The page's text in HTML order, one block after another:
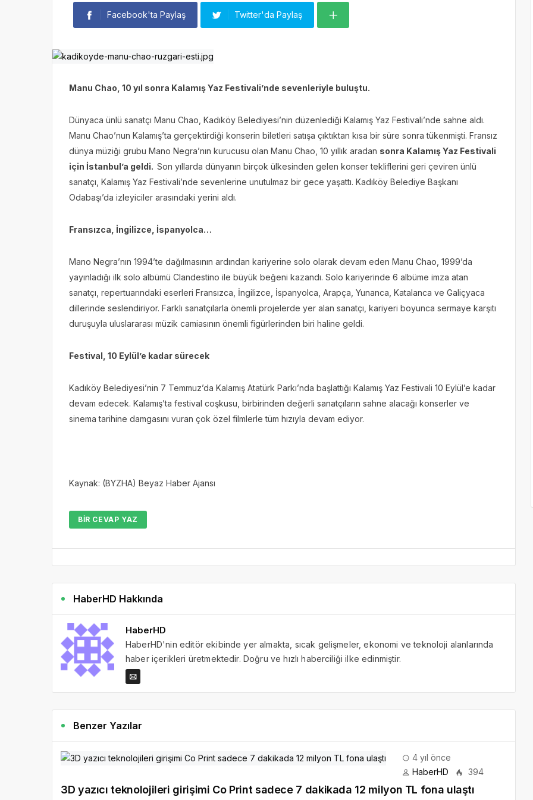
Facebook'ta Paylaş Twitter'da Paylaş
Manu Chao, 10 yıl sonra Kalamış Yaz Festivali’nde sevenleriyle buluştu.
Dünyaca ünlü sanatçı Manu Chao, Kadıköy Belediyesi’nin düzenlediği Kalamış Yaz Festivali’nde sahne aldı.
Manu Chao’nun Kalamış’ta gerçektirdiği konserin biletleri satışa çıktıktan kısa bir süre sonra tükenmişti. Fransız
dünya müziği grubu Mano Negra’nın kurucusu olan Manu Chao, 10 yıllık aradan sonra Kalamış Yaz Festivali
için İstanbul’a geldi. Son yıllarda dünyanın birçok ülkesinden gelen konser tekliflerini geri çeviren ünlü
sanatçı, Kalamış Yaz Festivali’nde sevenlerine unutulmaz bir gece yaşattı. Kadıköy Belediye Başkanı
Odabaşı’da izleyiciler arasındaki yerini aldı.
Fransızca, İngilizce, İspanyolca…
Mano Negra’nın 1994’te dağılmasının ardından kariyerine solo olarak devam eden Manu Chao, 1999’da
yayınladığı ilk solo albümü Clandestino ile büyük beğeni kazandı. Solo kariyerinde 6 albüme imza atan
sanatçı, repertuarındaki eserleri Fransızca, İngilizce, İspanyolca, Arapça, Yunanca, Katalanca ve Galiçyaca
dillerinde seslendiriyor. Farklı sanatçılarla önemli projelerde yer alan sanatçı, kariyeri boyunca sermaye karşıtı
duruşuyla uluslararası müzik camiasının önemli figürlerinden biri haline geldi.
Festival, 10 Eylül’e kadar sürecek
Kadıköy Belediyesi’nin 7 Temmuz’da Kalamış Atatürk Parkı’nda başlattığı Kalamış Yaz Festivali 10 Eylül’e kadar
devam edecek. Kalamış’ta festival coşkusu, birbirinden değerli sanatçıların sahne alacağı konserler ve
sinema tarihine damgasını vuran çok özel filmlerle tüm hızıyla devam ediyor.
Kaynak: (BYZHA) Beyaz Haber Ajansı
BIR CEVAP YAZ
HaberHD Hakkında
HaberHD
HaberHD'nin editör ekibinde yer almakta, sıcak gelişmeler, ekonomi ve teknoloji alanlarında
haber içerikleri üretmektedir. Doğru ve hızlı haberciliği ilke edinmiştir.
Benzer Yazılar
4 yıl önce
HaberHD
394
3D yazıcı teknolojileri girişimi Co Print sadece 7 dakikada 12 milyon TL fona ulaştı